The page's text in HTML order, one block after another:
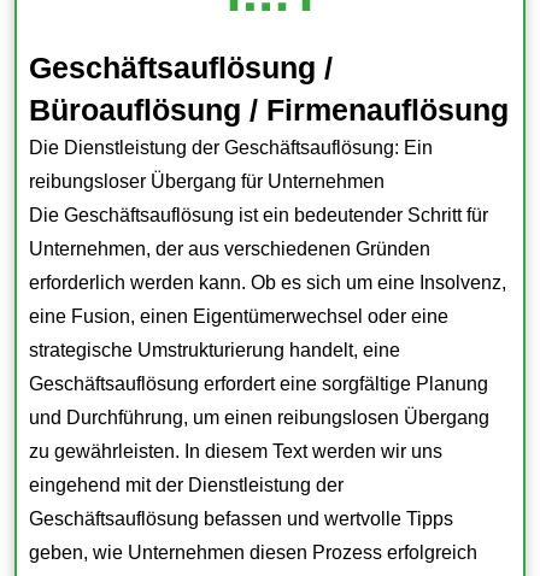
Geschäftsauflösung /
Büroauflösung / Firmenauflösung
Die Dienstleistung der Geschäftsauflösung: Ein
reibungsloser Übergang für Unternehmen
Die Geschäftsauflösung ist ein bedeutender Schritt für
Unternehmen, der aus verschiedenen Gründen
erforderlich werden kann. Ob es sich um eine Insolvenz,
eine Fusion, einen Eigentümerwechsel oder eine
strategische Umstrukturierung handelt, eine
Geschäftsauflösung erfordert eine sorgfältige Planung
und Durchführung, um einen reibungslosen Übergang
zu gewährleisten. In diesem Text werden wir uns
eingehend mit der Dienstleistung der
Geschäftsauflösung befassen und wertvolle Tipps
geben, wie Unternehmen diesen Prozess erfolgreich